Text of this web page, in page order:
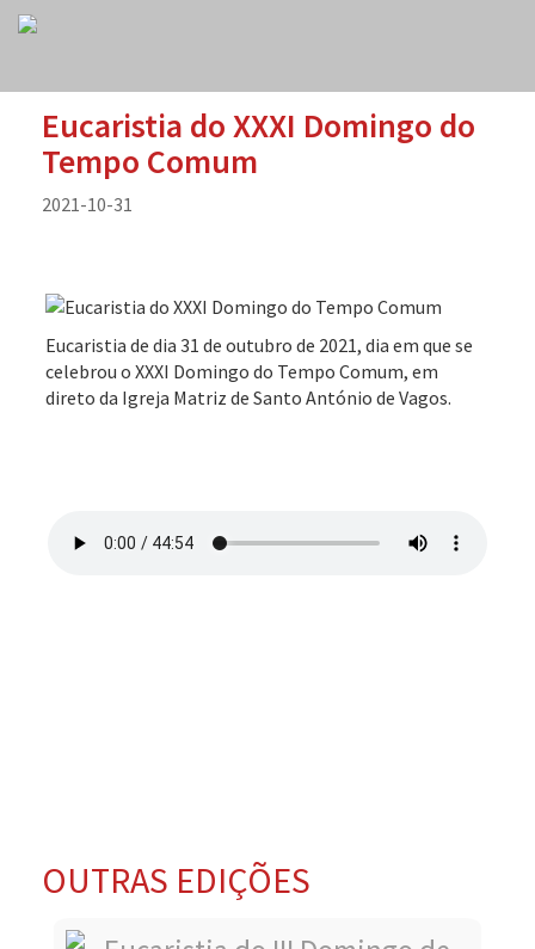
Eucaristia do XXXI Domingo do
Tempo Comum
2021-10-31
Eucaristia de dia 31 de outubro de 2021, dia em que se
celebrou o XXXI Domingo do Tempo Comum, em
direto da Igreja Matriz de Santo António de Vagos.
OUTRAS EDIÇÕES